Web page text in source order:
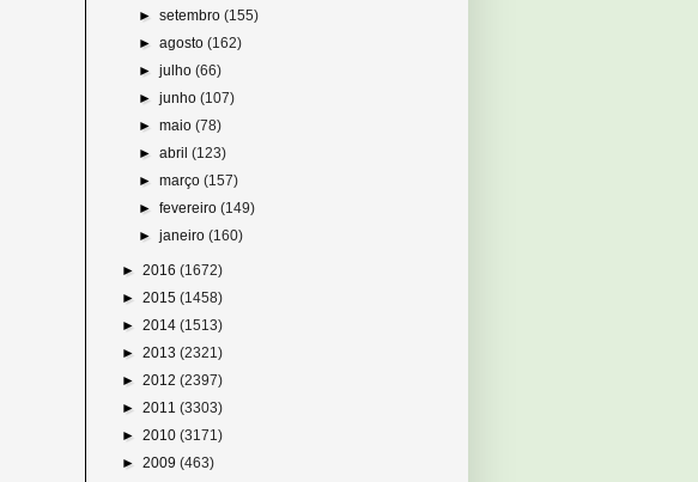
►setembro(155)
►agosto(162)
►julho(66)
►junho(107)
►maio(78)
►abril(123)
►março(157)
►fevereiro(149)
►janeiro(160)
► 2016 (1672)
► 2015 (1458)
► 2014 (1513)
► 2013 (2321)
► 2012 (2397)
► 2011 (3303)
► 2010 (3171)
► 2009 (463)